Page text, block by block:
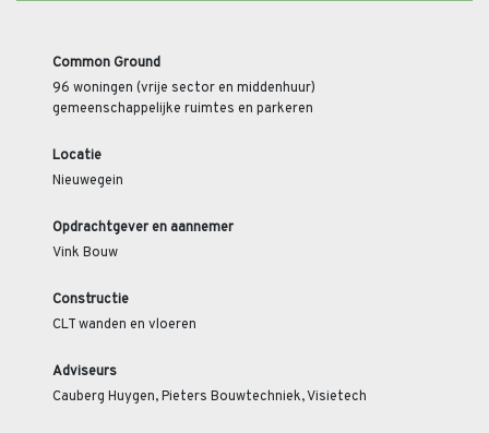
Common Ground
96 woningen (vrije sector en middenhuur)
gemeenschappelijke ruimtes en parkeren
Locatie
Nieuwegein
Opdrachtgever en aannemer
Vink Bouw
Constructie
CLT wanden en vloeren
Adviseurs
Cauberg Huygen, Pieters Bouwtechniek, Visietech